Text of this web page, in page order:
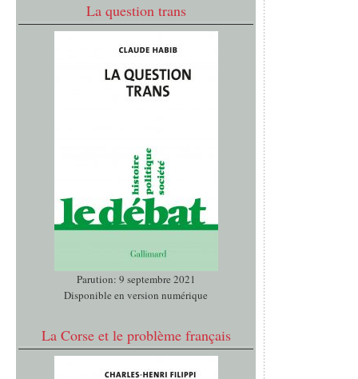
La question trans
Parution: 9 septembre 2021
Disponible en version numérique
La Corse et le problème français